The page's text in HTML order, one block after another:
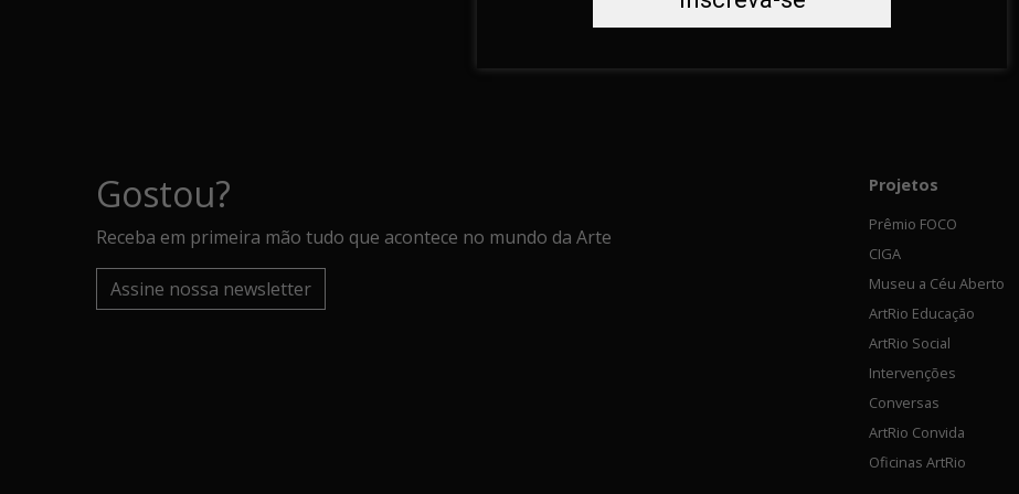
Gostou?
Receba em primeira mão tudo que acontece no mundo da Arte
Assine nossa newsletter
Projetos
Prêmio FOCO
CIGA
Museu a Céu Aberto
ArtRio Educação
ArtRio Social
Intervenções
Conversas
ArtRio Convida
Oficinas ArtRio